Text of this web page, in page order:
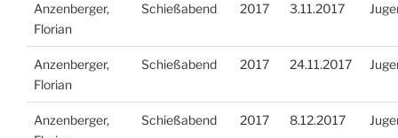
Anzenberger,
Florian
Schießabend 2017 3.11.2017
Anzenberger,
Florian
Schießabend 2017 24.11.2017
Anzenberger,
Schießabend 2017 8.12.2017